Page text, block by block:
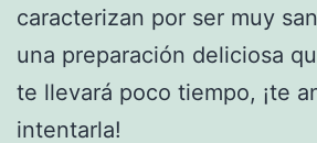
caracterizan por ser muy
una preparación deliciosa
te llevará poco tiempo, ¡te
intentarla!